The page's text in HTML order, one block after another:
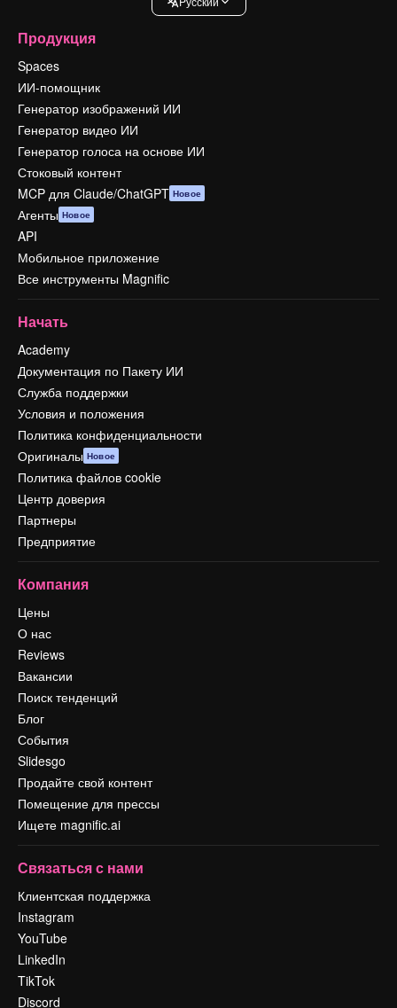
Продукция
Spaces
ИИ-помощник
Генератор изображений ИИ
Генератор видео ИИ
Генератор голоса на основе ИИ
Стоковый контент
MCP для Claude/ChatGPT Новое
Агенты Новое
API
Мобильное приложение
Все инструменты Magnific
Начать
Academy
Документация по Пакету ИИ
Служба поддержки
Условия и положения
Политика конфиденциальности
Оригиналы Новое
Политика файлов cookie
Центр доверия
Партнеры
Предприятие
Компания
Цены
О нас
Reviews
Вакансии
Поиск тенденций
Блог
События
Slidesgo
Продайте свой контент
Помещение для прессы
Ищете magnific.ai
Связаться с нами
Клиентская поддержка
Instagram
YouTube
LinkedIn
TikTok
Discord